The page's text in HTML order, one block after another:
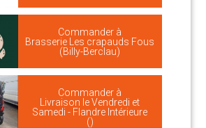
Commander à
Brasserie Les crapauds Fous
(Billy-Berclau)
Commander à
Livraison le Vendredi et
Samedi - Flandre Intérieure
()